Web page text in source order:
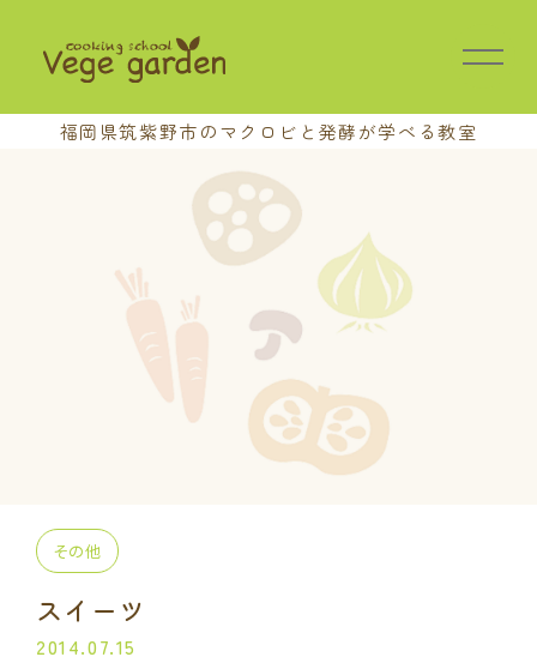
福岡県筑紫野市のマクロビと発酵が学べる教室
教室の特長
中級講座
上級講座
プライベート講座
コラボ・イベント
その他
スイーツ
2014.07.15